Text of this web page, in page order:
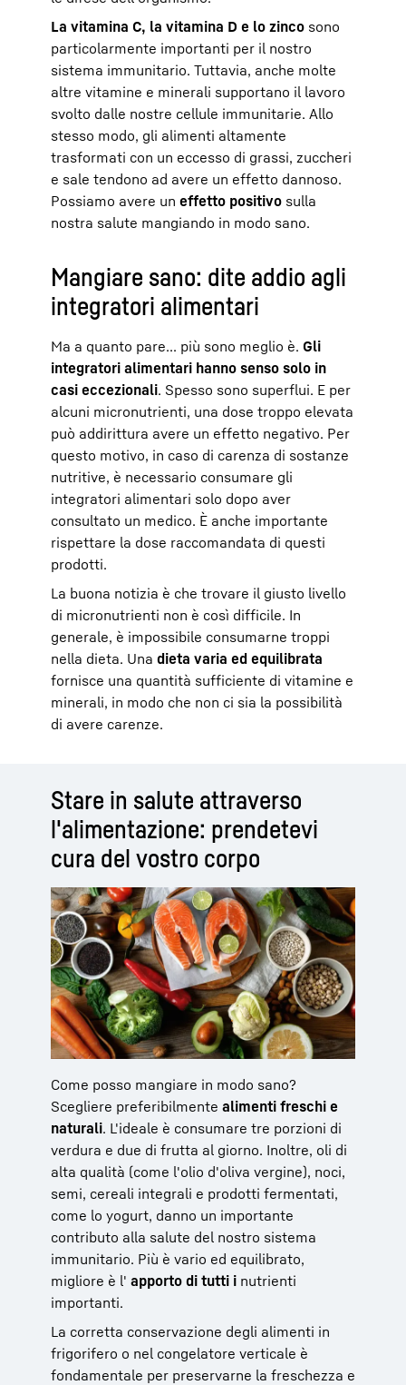
La vitamina C, la vitamina D e lo zinco sono
particolarmente importanti per il nostro
sistema immunitario. Tuttavia, anche molte
altre vitamine e minerali supportano il lavoro
svolto dalle nostre cellule immunitarie. Allo
stesso modo, gli alimenti altamente
trasformati con un eccesso di grassi, zuccheri
e sale tendono ad avere un effetto dannoso.
Possiamo avere un effetto positivo sulla
nostra salute mangiando in modo sano.
Mangiare sano: dite addio agli
integratori alimentari
Ma a quanto pare... più sono meglio è. Gli
integratori alimentari hanno senso solo in
casi eccezionali. Spesso sono superflui. E per
alcuni micronutrienti, una dose troppo elevata
può addirittura avere un effetto negativo. Per
questo motivo, in caso di carenza di sostanze
nutritive, è necessario consumare gli
integratori alimentari solo dopo aver
consultato un medico. È anche importante
rispettare la dose raccomandata di questi
prodotti.
La buona notizia è che trovare il giusto livello
di micronutrienti non è così difficile. In
generale, è impossibile consumarne troppi
nella dieta. Una dieta varia ed equilibrata
fornisce una quantità sufficiente di vitamine e
minerali, in modo che non ci sia la possibilità
di avere carenze.
Stare in salute attraverso
l'alimentazione: prendetevi
cura del vostro corpo
Come posso mangiare in modo sano?
Scegliere preferibilmente alimenti freschi e
naturali. L'ideale è consumare tre porzioni di
verdura e due di frutta al giorno. Inoltre, oli di
alta qualità (come l'olio d'oliva vergine), noci,
semi, cereali integrali e prodotti fermentati,
come lo yogurt, danno un importante
contributo alla salute del nostro sistema
immunitario. Più è vario ed equilibrato,
migliore è l' apporto di tutti i nutrienti
importanti.
La corretta conservazione degli alimenti in
frigorifero o nel congelatore verticale è
fondamentale per preservarne la freschezza e